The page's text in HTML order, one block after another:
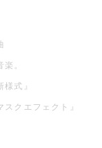
。
式』
クエフェクト』